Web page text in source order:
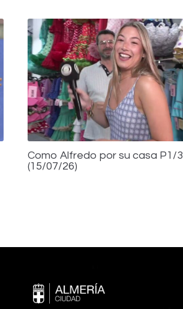
Como Alfredo por su casa P1/3
(15/07/26)